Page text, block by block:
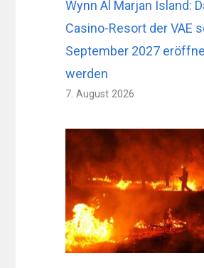
Wynn Al Marjan Island:
Casino-Resort der VAE
September 2027
werden
7. August 2026